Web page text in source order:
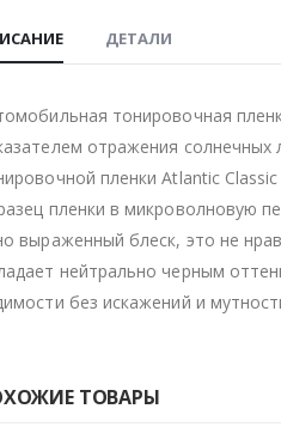
ДЕТАЛИ
тонировочная
отражения солнечных
пленки Atlantic
пленки в микроволновую
выраженный блеск, это не
нейтрально черным
без искажений и
ТОВАРЫ